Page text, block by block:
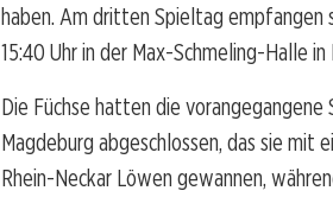
haben. Am dritten Spieltag empfangen
15:40 Uhr in der Max-Schmeling-Halle in
Die Füchse hatten die
Magdeburg abgeschlossen, das sie mit
Rhein-Neckar Löwen gewannen,